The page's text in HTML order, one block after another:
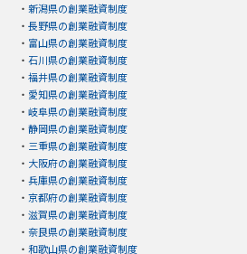
・ 新潟県の創業融資制度
・ 長野県の創業融資制度
・ 富山県の創業融資制度
・ 石川県の創業融資制度
・ 福井県の創業融資制度
・ 愛知県の創業融資制度
・ 岐阜県の創業融資制度
・ 静岡県の創業融資制度
・ 三重県の創業融資制度
・ 大阪府の創業融資制度
・ 兵庫県の創業融資制度
・ 京都府の創業融資制度
・ 滋賀県の創業融資制度
・ 奈良県の創業融資制度
・ 和歌山県の創業融資制度